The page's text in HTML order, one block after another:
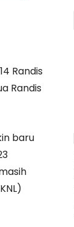
Randis
Randis
baru